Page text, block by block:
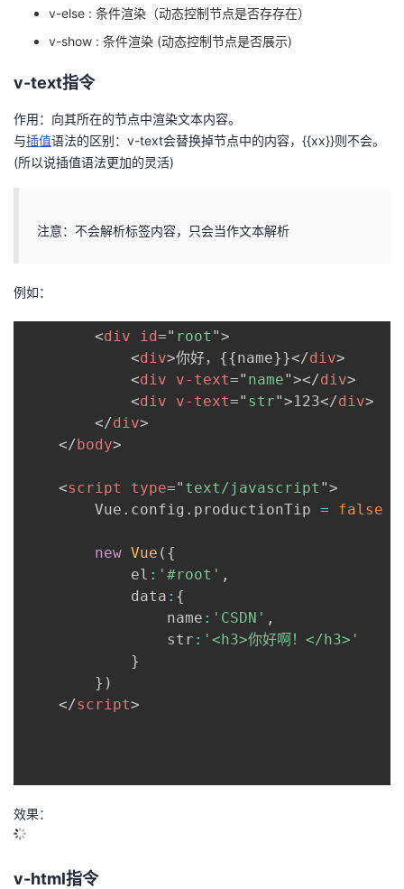
证
实
的
议
v-else : 条件渲染（动态控制节点是否存存在）
v-show : 条件渲染 (动态控制节点是否展示)
v-text指令
作用：向其所在的节点中渲染文本内容。
与插值语法的区别：v-text会替换掉节点中的内容，{{xx}}则不会。
(所以说插值语法更加的灵活)
注意：不会解析标签内容，只会当作文本解析
例如：
<div id=" root ">
<div>你好，{{name}}</div>
<div v-text=" name"></div>
<div v-text=" str">123</div>
</div>
</body>
<script type=" text/javascript ">
		Vue
. config . productionTip = false
new Vue ( {
			el
: '#root' ,
			data
: {
				name
: 'CSDN' ,
				str
: '<h3>你好啊！</h3>'
}
} )
</script>
效果：
v-html指令